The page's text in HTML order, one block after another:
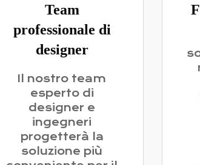
Team
professionale di
designer
Il nostro team
esperto di
designer e
ingegneri
progetterà la
soluzione più